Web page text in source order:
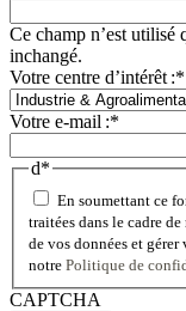
Ce champ n’est utilisé
inchangé.
Votre centre d’intérêt :*
Votre e-mail :*
d*
En soumettant ce
traitées dans le cadre
de vos données et
notre Politique de
CAPTCHA